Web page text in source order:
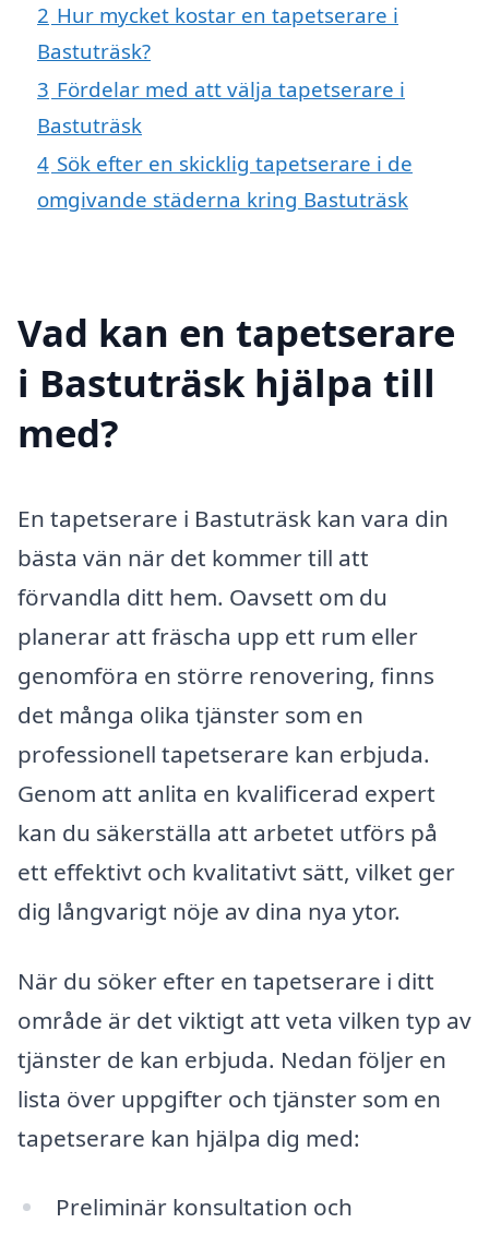
2 Hur mycket kostar en tapetserare i
Bastuträsk?
3 Fördelar med att välja tapetserare i
Bastuträsk
4 Sök efter en skicklig tapetserare i de
omgivande städerna kring Bastuträsk
Vad kan en tapetserare
i Bastuträsk hjälpa till
med?
En tapetserare i Bastuträsk kan vara din
bästa vän när det kommer till att
förvandla ditt hem. Oavsett om du
planerar att fräscha upp ett rum eller
genomföra en större renovering, finns
det många olika tjänster som en
professionell tapetserare kan erbjuda.
Genom att anlita en kvalificerad expert
kan du säkerställa att arbetet utförs på
ett effektivt och kvalitativt sätt, vilket ger
dig långvarigt nöje av dina nya ytor.
När du söker efter en tapetserare i ditt
område är det viktigt att veta vilken typ av
tjänster de kan erbjuda. Nedan följer en
lista över uppgifter och tjänster som en
tapetserare kan hjälpa dig med:
Preliminär konsultation och